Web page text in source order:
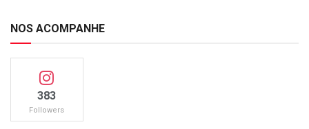
NOS ACOMPANHE
383
Followers